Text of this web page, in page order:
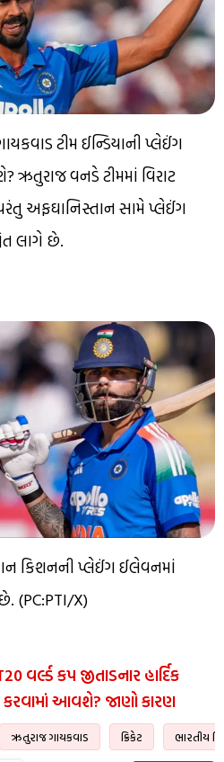
ટીમ ઈન્ડિયાની પ્લેઈંગ
ઋતુરાજ વનડે ટીમમાં વિરાટ
અફઘાનિસ્તાન સામે પ્લેઈંગ
લાગે છે.
કિશનની પ્લેઈંગ ઈલેવનમાં
(PC:PTI/X)
વર્લ્ડ કપ જીતાડનાર હાર્દિક
કરવામાં આવશે? જાણો કારણ
ઋતુરાજ ગાયકવાડ ક્રિકેટ ભારતીય